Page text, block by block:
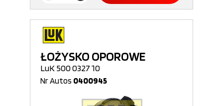
ŁOŻYSKO OPOROWE
LuK 500 0327 10
Nr Autos 0400945